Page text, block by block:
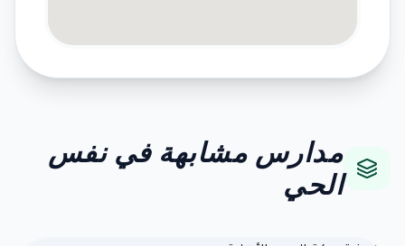
مدارس مشابهة في نفس
الحي